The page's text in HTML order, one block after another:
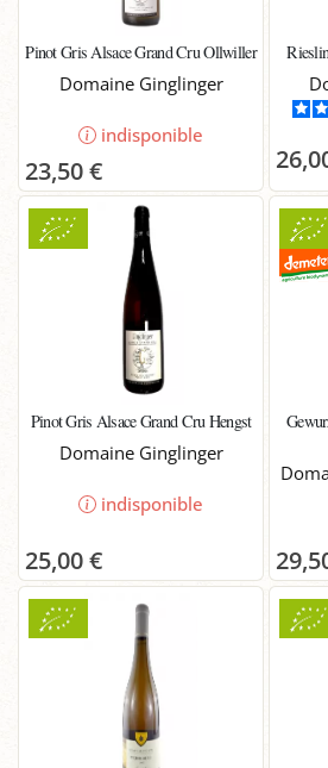
Pinot Gris Alsace Grand Cru Ollwiller
Domaine Ginglinger
indisponible
23,50 €
Pinot Gris Alsace Grand Cru Hengst
Domaine Ginglinger
indisponible
25,00 €